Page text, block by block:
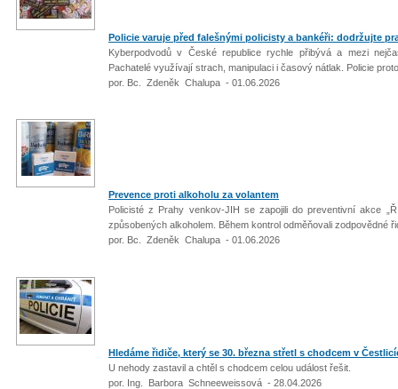
Policie varuje před falešnými policisty a bankéři: dodržujte
Kyberpodvodů v České republice rychle přibývá a mezi
Pachatelé využívají strach, manipulaci i časový nátlak. Policie
por. Bc. Zdeněk Chalupa - 01.06.2026
Prevence proti alkoholu za volantem
Policisté z Prahy venkov‑JIH se zapojili do preventivní akce
způsobených alkoholem. Během kontrol odměňovali zodpovědné
por. Bc. Zdeněk Chalupa - 01.06.2026
Hledáme řidiče, který se 30. března střetl s chodcem v
U nehody zastavil a chtěl s chodcem celou událost řešit.
por. Ing. Barbora Schneeweissová - 28.04.2026